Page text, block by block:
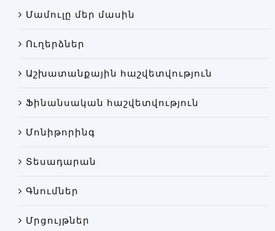
Մամուլը մեր մասին
Ուղերձներ
Աշխատանքային հաշվետվություն
Ֆինանսական հաշվետվություն
Մոնիթորինգ
Տեսադարան
Գնումներ
Մրցույթներ